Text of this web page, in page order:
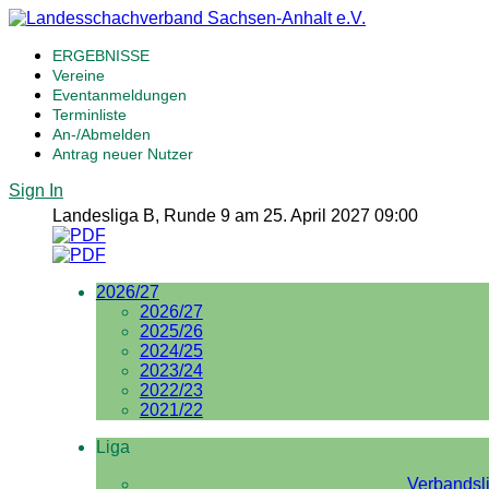
ERGEBNISSE
Vereine
Eventanmeldungen
Terminliste
An-/Abmelden
Antrag neuer Nutzer
Sign In
Landesliga B, Runde 9 am 25. April 2027 09:00
2026/27
2026/27
2025/26
2024/25
2023/24
2022/23
2021/22
Liga